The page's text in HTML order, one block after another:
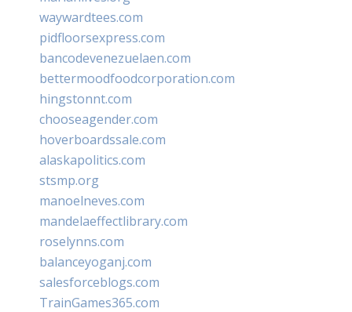
waywardtees.com
pidfloorsexpress.com
bancodevenezuelaen.com
bettermoodfoodcorporation.com
hingstonnt.com
chooseagender.com
hoverboardssale.com
alaskapolitics.com
stsmp.org
manoelneves.com
mandelaeffectlibrary.com
roselynns.com
balanceyoganj.com
salesforceblogs.com
TrainGames365.com